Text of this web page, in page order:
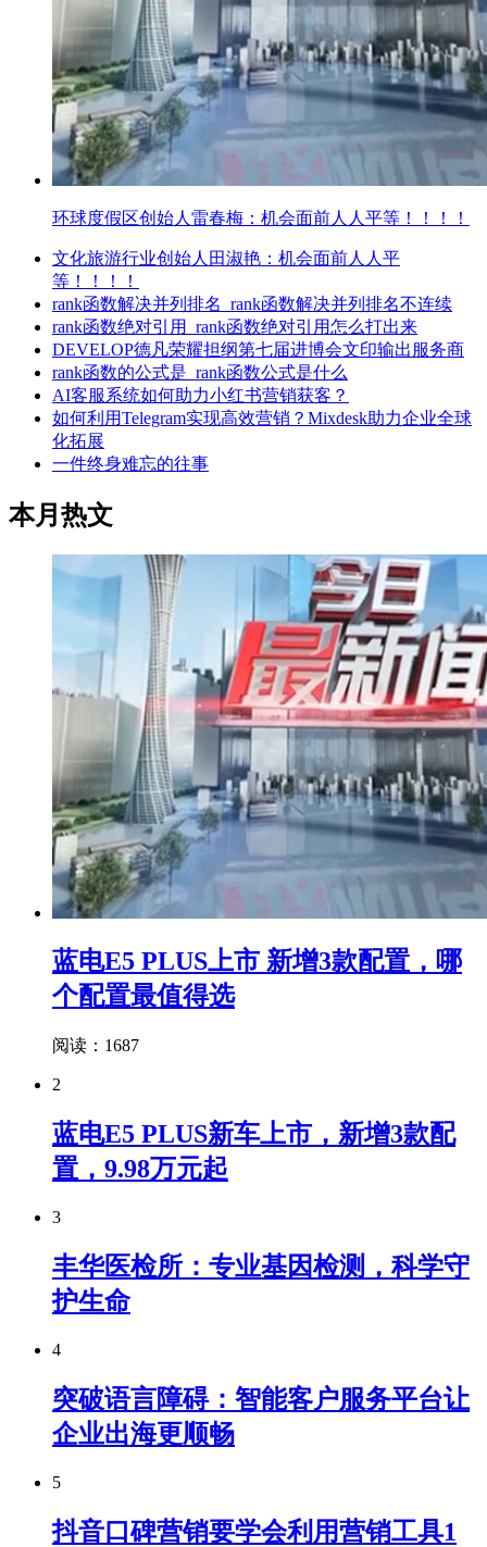
环球度假区创始人雷春梅：机会面前人人平等！！！！
文化旅游行业创始人田淑艳：机会面前人人平
等！！！！
rank函数解决并列排名_rank函数解决并列排名不连续
rank函数绝对引用_rank函数绝对引用怎么打出来
DEVELOP德凡荣耀担纲第七届进博会文印输出服务商
rank函数的公式是_rank函数公式是什么
AI客服系统如何助力小红书营销获客？
如何利用Telegram实现高效营销？Mixdesk助力企业全球
化拓展
一件终身难忘的往事
本月热文
蓝电E5 PLUS上市 新增3款配置，哪
个配置最值得选
阅读：1687
2
蓝电E5 PLUS新车上市，新增3款配
置，9.98万元起
3
丰华医检所：专业基因检测，科学守
护生命
4
突破语言障碍：智能客户服务平台让
企业出海更顺畅
5
抖音口碑营销要学会利用营销工具1